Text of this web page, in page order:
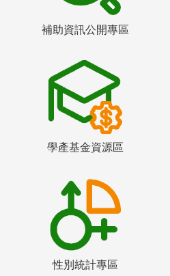
補助資訊公開專區
學產基金資源區
性別統計專區